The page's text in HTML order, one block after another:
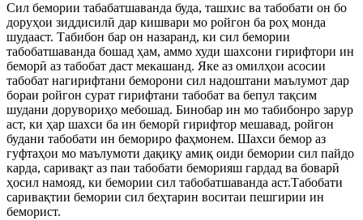
Сил бемории табабатшаванда буда, ташхис ва табобати он бо
доруҳои зиддисилӣ дар кишвари мо ройгон ба роҳ монда
шудааст. Табибон бар он назаранд, ки сил бемории
табобатшаванда бошад ҳам, аммо худи шахсони гирифтори ин
беморӣ аз табобат даст мекашанд. Яке аз омилҳои асосии
табобат нагирифтани беморони сил надоштани маълумот дар
бораи ройгон сурат гирифтани табобат ва бепул тақсим
шудани дорувориҳо мебошад. Бинобар ин мо табибонро зарур
аст, ки ҳар шахси ба ин беморӣ гирифтор мешавад, ройгон
будани табобати ин бемориро фаҳмонем. Шахси бемор аз
гуфтаҳои мо маълумоти дақиқу амиқ оиди бемории сил пайдо
карда, саривақт аз паи табобати беморияш гардад ва боварӣ
ҳосил намояд, ки бемории сил табобатшаванда аст.Табобати
саривақтии бемории сил беҳтарин воситаи пешгирии ин
беморист.